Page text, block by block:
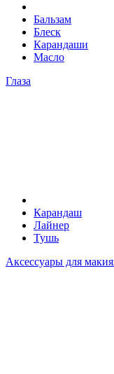
Бальзам
Блеск
Карандаши
Масло
Глаза
Карандаш
Лайнер
Тушь
Аксессуары для